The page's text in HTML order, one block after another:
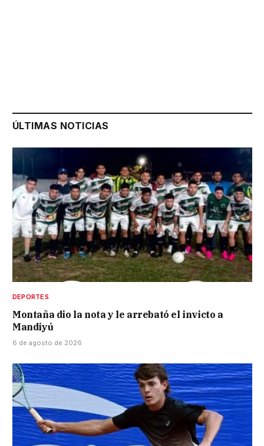
ÚLTIMAS NOTICIAS
DEPORTES
Montaña dio la nota y le arrebató el invicto a
Mandiyú
6 de agosto de 2026